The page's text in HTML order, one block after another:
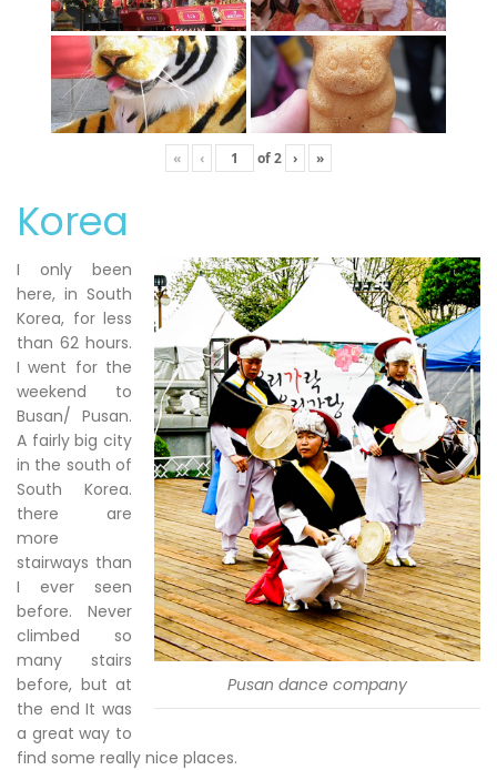
« ‹ of2 › »
Korea
Pusan dance company
I only been
here, in South
Korea, for less
than 62 hours.
I went for the
weekend to
Busan/ Pusan.
A fairly big city
in the south of
South Korea.
there are
more
stairways than
I ever seen
before. Never
climbed so
many stairs
before, but at
the end It was
a great way to
find some really nice places.